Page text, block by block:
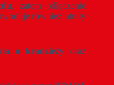
, zatem odłączenie
również utraty
o kradzieży oraz